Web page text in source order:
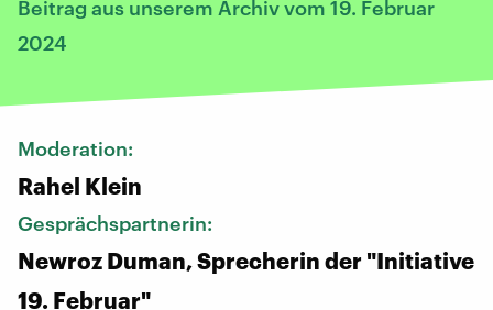
Beitrag aus unserem Archiv vom 19. Februar
2024
Moderation:
Rahel Klein
Gesprächspartnerin:
Newroz Duman, Sprecherin der "Initiative
19. Februar"